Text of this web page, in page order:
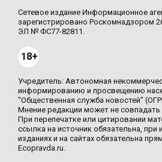
Сетевое издание Информационное
зарегистрировано Роскомнадзором
ЭЛ № ФС77-82811.
18+
Учредитель: Автономная
информированию и просвещению
"Общественная служба новостей"
Мнение редакции может не
При перепечатке или цитировании
ссылка на источник обязательна, при
изданиях и на сайтах обязательна
Ecopravda.ru.